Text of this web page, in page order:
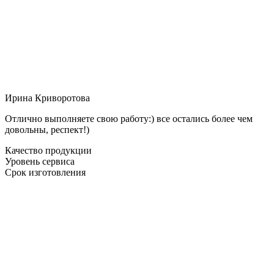
Ирина Криворотова
Отлично выполняете свою работу:) все остались более чем
довольны, респект!)
Качество продукции
Уровень сервиса
Срок изготовления